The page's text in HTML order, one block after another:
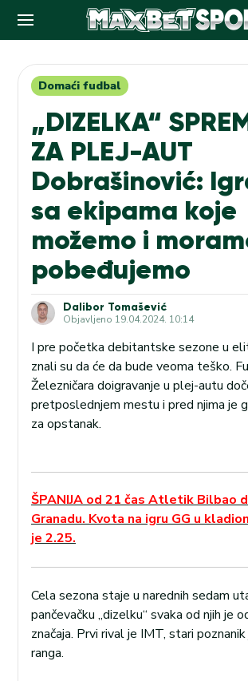
contentDomaći fudbal
„DIZELKA“
ZA PLEJ-AUT
Dobrašinović:
sa ekipama koje
možemo i
pobeđujemo
Dalibor Tomašević
Objavljeno 19.04.2024. 10:14
I pre početka debitantske sezone u
znali su da će da bude veoma teško.
Železničara doigravanje u plej-autu
pretposlednjem mestu i pred njima je
za opstanak.
ŠPANIJA od 21 čas Atletik Bilbao
Granadu. Kvota na igru GG u
je 2.25.
Cela sezona staje u narednih sedam
pančevačku „dizelku“ svaka od njih je
značaja. Prvi rival je IMT, stari
ranga.